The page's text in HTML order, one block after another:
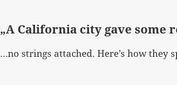
„A California city gave some
…no strings attached. Here’s how they